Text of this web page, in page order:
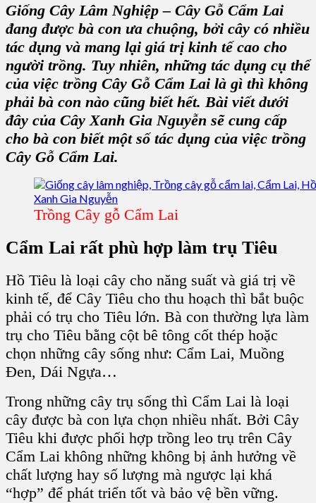
Giống Cây Lâm Nghiệp – Cây Gỗ Cẩm Lai
đang được bà con ưa chuộng, bởi cây có nhiều
tác dụng và mang lại giá trị kinh tếcao cho
người trồng. Tuy nhiên, những tác dụng cụ thể
của việc trồng Cây Gỗ Cẩm Lai là gì thì không
phải bà con nào cũng biết hết. Bài viết dưới
đây của Cây Xanh Gia Nguyễn sẽ cung cấp
cho bà con biết một số tác dụng của việc trồng
Cây Gỗ Cẩm Lai.
Trồng Cây gỗ Cẩm Lai
Cẩm Lai rất phù hợp làm trụ Tiêu
Hồ Tiêu là loại cây cho năng suất và giá trị về
kinh tế, để Cây Tiêu cho thu hoạch thì bắt buộc
phải có trụ cho Tiêu lớn. Bà con thường lựa làm
trụ cho Tiêu bằng cột bê tông cốt thép hoặc
chọn những cây sống như: Cẩm Lai, Muồng
Đen, Dái Ngựa…
Trong những cây trụ sống thì Cẩm Lai là loại
cây được bà con lựa chọn nhiều nhất. Bởi Cây
Tiêu khi được phối hợp trồng leo trụ trên Cây
Cẩm Lai không những không bị ảnh hưởng về
chất lượng hay số lượng mà ngược lại khá
“hợp” để phát triển tốt và bảo vệ bền vững.